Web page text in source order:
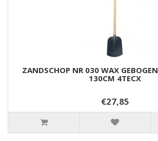
ZANDSCHOP NR 030 WAX GEBOGEN
130CM 4TECX
€27,85